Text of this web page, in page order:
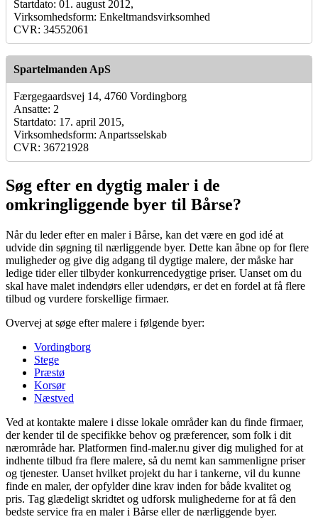
Startdato: 01. august 2012,
Virksomhedsform: Enkeltmandsvirksomhed
CVR: 34552061
Spartelmanden ApS
Færgegaardsvej 14, 4760 Vordingborg
Ansatte: 2
Startdato: 17. april 2015,
Virksomhedsform: Anpartsselskab
CVR: 36721928
Søg efter en dygtig maler i de
omkringliggende byer til Bårse?
Når du leder efter en maler i Bårse, kan det være en god idé at
udvide din søgning til nærliggende byer. Dette kan åbne op for flere
muligheder og give dig adgang til dygtige malere, der måske har
ledige tider eller tilbyder konkurrencedygtige priser. Uanset om du
skal have malet indendørs eller udendørs, er det en fordel at få flere
tilbud og vurdere forskellige firmaer.
Overvej at søge efter malere i følgende byer:
Vordingborg
Stege
Præstø
Korsør
Næstved
Ved at kontakte malere i disse lokale områder kan du finde firmaer,
der kender til de specifikke behov og præferencer, som folk i dit
nærområde har. Platformen find-maler.nu giver dig mulighed for at
indhente tilbud fra flere malere, så du nemt kan sammenligne priser
og tjenester. Uanset hvilket projekt du har i tankerne, vil du kunne
finde en maler, der opfylder dine krav inden for både kvalitet og
pris. Tag glædeligt skridtet og udforsk mulighederne for at få den
bedste service fra en maler i Bårse eller de nærliggende byer.